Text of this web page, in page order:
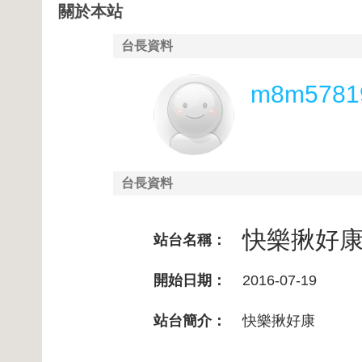
關於本站
台長資料
台長資料
站台名稱： 快樂揪好
開始日期： 2016-07-19
站台簡介： 快樂揪好康